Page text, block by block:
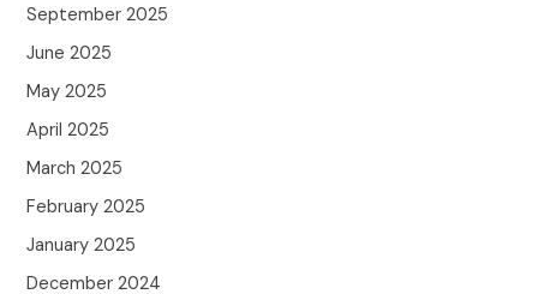
September 2025
June 2025
May 2025
April 2025
March 2025
February 2025
January 2025
December 2024